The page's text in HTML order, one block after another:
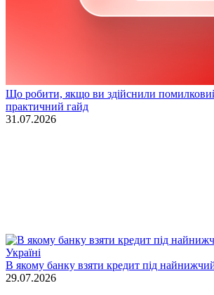
Що робити, якщо ви здійснили
практичний гайд
31.07.2026
В якому банку взяти кредит під найнижчий
29.07.2026